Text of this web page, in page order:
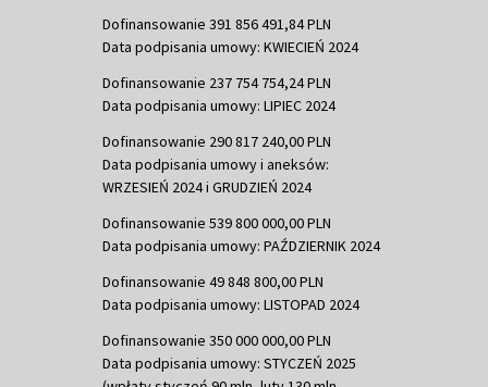
Dofinansowanie 391 856 491,84 PLN
Data podpisania umowy: KWIECIEŃ 2024
Dofinansowanie 237 754 754,24 PLN
Data podpisania umowy: LIPIEC 2024
Dofinansowanie 290 817 240,00 PLN
Data podpisania umowy i aneksów:
WRZESIEŃ 2024 i GRUDZIEŃ 2024
Dofinansowanie 539 800 000,00 PLN
Data podpisania umowy: PAŹDZIERNIK 2024
Dofinansowanie 49 848 800,00 PLN
Data podpisania umowy: LISTOPAD 2024
Dofinansowanie 350 000 000,00 PLN
Data podpisania umowy: STYCZEŃ 2025